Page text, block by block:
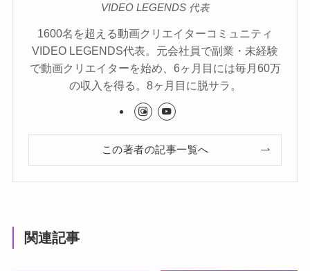
VIDEO LEGENDS 代表
1600名を超える動画クリエイターコミュニティ
VIDEO LEGENDS代表。元会社員で副業・未経験
で動画クリエイターを始め、6ヶ月目には毎月60万
の収入を得る。8ヶ月目に脱サラ。
この著者の記事一覧へ
関連記事